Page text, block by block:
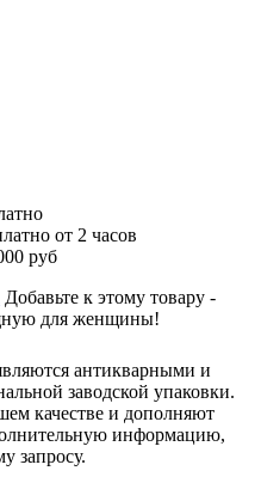
от 2 часов
руб
Добавьте к этому товару -
для женщины!
антикварными и
заводской упаковки.
качестве и дополняют
информацию,
запросу.